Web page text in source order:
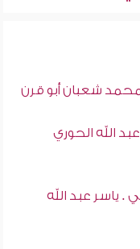
شعبان أبو قرن
الله الحوري
. ياسر عبد الله